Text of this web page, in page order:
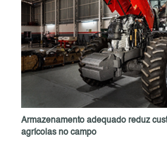
Armazenamento adequado reduz
agrícolas no campo